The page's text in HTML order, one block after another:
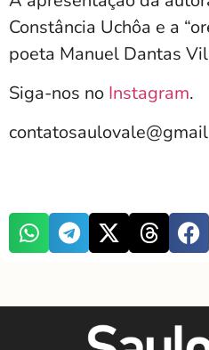
Constância Uchôa e a
poeta Manuel Dantas
Siga-nos no Instagram.